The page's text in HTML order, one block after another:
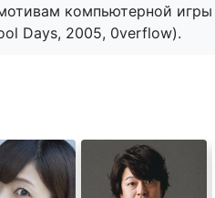
компьютерной игры
Days, 2005, 0verflow).